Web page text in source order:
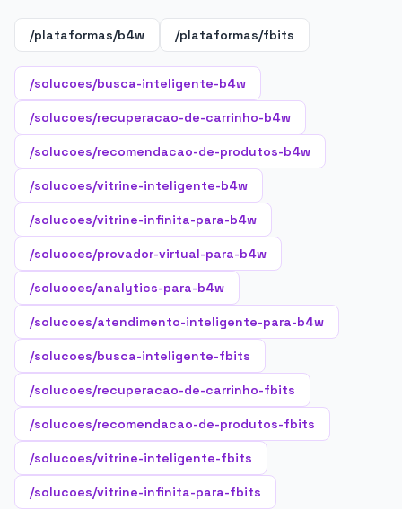
/plataformas/b4w /plataformas/fbits
/solucoes/busca-inteligente-b4w
/solucoes/recuperacao-de-carrinho-b4w
/solucoes/recomendacao-de-produtos-b4w
/solucoes/vitrine-inteligente-b4w
/solucoes/vitrine-infinita-para-b4w
/solucoes/provador-virtual-para-b4w
/solucoes/analytics-para-b4w
/solucoes/atendimento-inteligente-para-b4w
/solucoes/busca-inteligente-fbits
/solucoes/recuperacao-de-carrinho-fbits
/solucoes/recomendacao-de-produtos-fbits
/solucoes/vitrine-inteligente-fbits
/solucoes/vitrine-infinita-para-fbits